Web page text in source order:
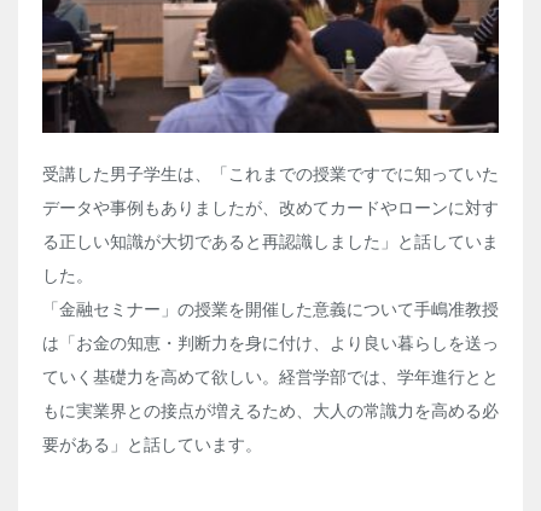
受講した男子学生は、「これまでの授業ですでに知っていた
データや事例もありましたが、改めてカードやローンに対す
る正しい知識が大切であると再認識しました」と話していま
した。
「金融セミナー」の授業を開催した意義について手嶋准教授
は「お金の知恵・判断力を身に付け、より良い暮らしを送っ
ていく基礎力を高めて欲しい。経営学部では、学年進行とと
もに実業界との接点が増えるため、大人の常識力を高める必
要がある」と話しています。